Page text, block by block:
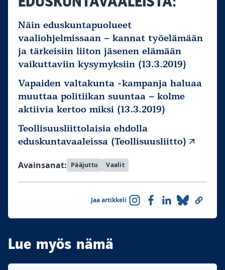
Näin eduskuntapuolueet
vaaliohjelmissaan – kannat työelämään
ja tärkeisiin liiton jäsenen elämään
vaikuttaviin kysymyksiin (13.3.2019)
Vapaiden valtakunta -kampanja haluaa
muuttaa politiikan suuntaa – kolme
aktiivia kertoo miksi (13.3.2019)
Teollisuusliittolaisia ehdolla
eduskuntavaaleissa (Teollisuusliitto)
Avainsanat: Pääjuttu Vaalit
Jaa artikkeli
Lue myös nämä